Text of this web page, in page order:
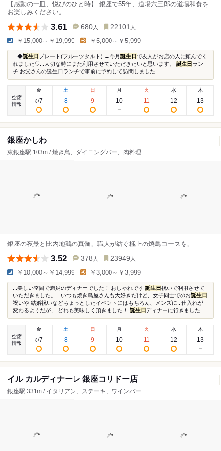
【感動の一皿、悦びのひと時】 銀座で55年、道場六三郎の道場和食を
お楽しみください。
3.61 680 人 22101 人
￥15,000～￥19,999 ￥5,000～￥5,999
...◆誕生日 プレート(フルーツタルト) →今月 誕生日で友人がお店の人に頼んでく
れました♡...大切な時にまた利用させていただきたいと思います。 誕生日 ラン
チ お父さんの誕生日ランチで事前に予約して訪問しました...
空席
情報
金
8/7
土
8
日
9
月
10
火
11
水
12
木
13
銀座かしわ
東銀座駅 103m / 焼き鳥、ダイニングバー、肉料理
銀座の夜景と比内地鶏の真髄。職人が紡ぐ極上の焼鳥コースを。
3.52 378 人 23949 人
￥10,000～￥14,999 ￥3,000～￥3,999
...美しい空間で満足のディナーでした！ おしゃれです 誕生日祝いで利用させて
いただきました。...いつも焼き鳥屋さんも大好きだけど、女子同士でのお誕生日
祝いや 結婚祝いなどちょっとしたイベントにはもちろん、メンズに...仕入れが
変わるようだが、 どれも美味しく頂きました！ 誕生日ディナーに行きました...
空席
情報
金
8/7
土
8
日
9
月
10
火
11
水
12
木
13
イル カルディナーレ 銀座コリドー店
銀座駅 331m / イタリアン、ステーキ、ワインバー